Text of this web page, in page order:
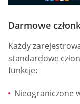
Darmowe
Każdy
standardowe
funkcje:
Nieograniczone